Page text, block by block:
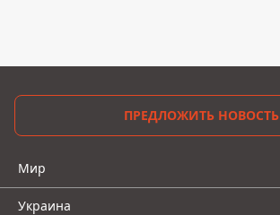
ПРЕДЛОЖИТЬ НОВОСТЬ
Мир
Украина